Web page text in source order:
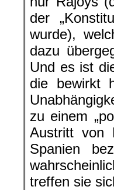
der
wurde),
dazu
Und es ist
die bewirkt
zu einem
Austritt von
Spanien
treffen sie